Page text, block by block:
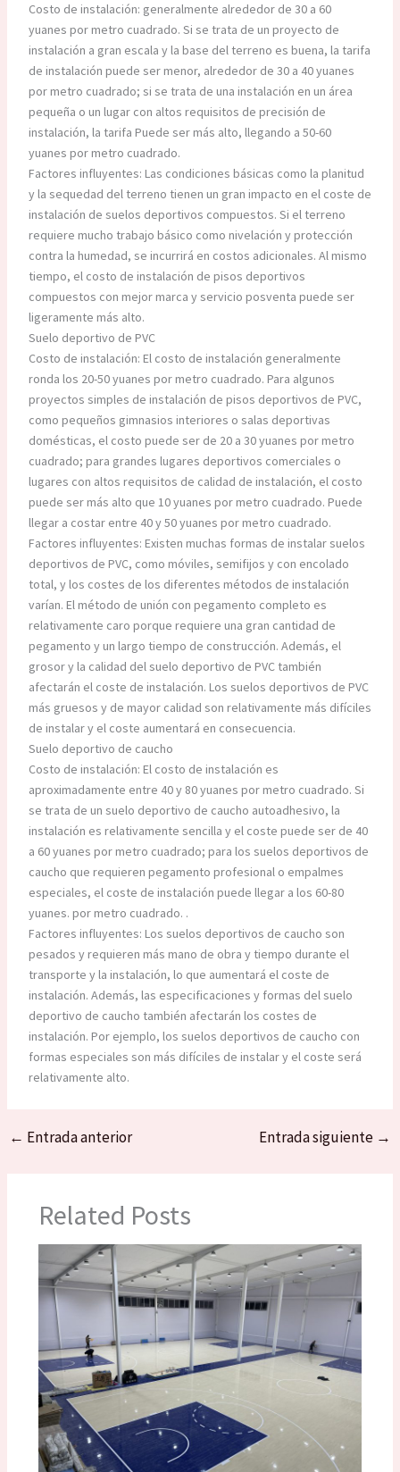
Costo de instalación: generalmente alrededor de 30 a 60
yuanes por metro cuadrado. Si se trata de un proyecto de
instalación a gran escala y la base del terreno es buena, la tarifa
de instalación puede ser menor, alrededor de 30 a 40 yuanes
por metro cuadrado; si se trata de una instalación en un área
pequeña o un lugar con altos requisitos de precisión de
instalación, la tarifa Puede ser más alto, llegando a 50-60
yuanes por metro cuadrado.
Factores influyentes: Las condiciones básicas como la planitud
y la sequedad del terreno tienen un gran impacto en el coste de
instalación de suelos deportivos compuestos. Si el terreno
requiere mucho trabajo básico como nivelación y protección
contra la humedad, se incurrirá en costos adicionales. Al mismo
tiempo, el costo de instalación de pisos deportivos
compuestos con mejor marca y servicio posventa puede ser
ligeramente más alto.
Suelo deportivo de PVC
Costo de instalación: El costo de instalación generalmente
ronda los 20-50 yuanes por metro cuadrado. Para algunos
proyectos simples de instalación de pisos deportivos de PVC,
como pequeños gimnasios interiores o salas deportivas
domésticas, el costo puede ser de 20 a 30 yuanes por metro
cuadrado; para grandes lugares deportivos comerciales o
lugares con altos requisitos de calidad de instalación, el costo
puede ser más alto que 10 yuanes por metro cuadrado. Puede
llegar a costar entre 40 y 50 yuanes por metro cuadrado.
Factores influyentes: Existen muchas formas de instalar suelos
deportivos de PVC, como móviles, semifijos y con encolado
total, y los costes de los diferentes métodos de instalación
varían. El método de unión con pegamento completo es
relativamente caro porque requiere una gran cantidad de
pegamento y un largo tiempo de construcción. Además, el
grosor y la calidad del suelo deportivo de PVC también
afectarán el coste de instalación. Los suelos deportivos de PVC
más gruesos y de mayor calidad son relativamente más difíciles
de instalar y el coste aumentará en consecuencia.
Suelo deportivo de caucho
Costo de instalación: El costo de instalación es
aproximadamente entre 40 y 80 yuanes por metro cuadrado. Si
se trata de un suelo deportivo de caucho autoadhesivo, la
instalación es relativamente sencilla y el coste puede ser de 40
a 60 yuanes por metro cuadrado; para los suelos deportivos de
caucho que requieren pegamento profesional o empalmes
especiales, el coste de instalación puede llegar a los 60-80
yuanes. por metro cuadrado. .
Factores influyentes: Los suelos deportivos de caucho son
pesados ​​y requieren más mano de obra y tiempo durante el
transporte y la instalación, lo que aumentará el coste de
instalación. Además, las especificaciones y formas del suelo
deportivo de caucho también afectarán los costes de
instalación. Por ejemplo, los suelos deportivos de caucho con
formas especiales son más difíciles de instalar y el coste será
relativamente alto.
← Entrada anterior Entrada siguiente →
Related Posts